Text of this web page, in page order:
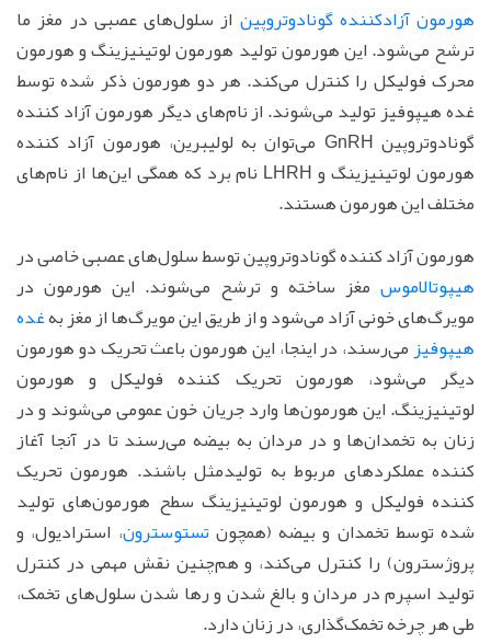
هورمون آزادکننده گونادوتروپین از سلول‌های عصبی در مغز ما
ترشح می‌شود. این هورمون تولید هورمون لوتینیزینگ و هورمون
محرک فولیکل را کنترل می‌کند. هر دو هورمون ذکر شده توسط
غده هیپوفیز تولید می‌شوند. از نام‌های دیگر هورمون آزاد کننده
گونادوتروپین GnRH می‌توان به لولیبرین، هورمون آزاد کننده
هورمون لوتینیزینگ و LHRH نام برد که همگی این‌ها از نام‌های
مختلف این هورمون هستند.
هورمون آزاد کننده گونادوتروپین توسط سلول‌های عصبی خاصی در
هیپوتالاموس مغز ساخته و ترشح می‌شوند. این هورمون در
مویرگ‌های خونی آزاد می‌شود و از طریق این مویرگ‌ها از مغز بهغده
هیپوفیزمی‌رسند، در اینجا، این هورمون باعث تحریک دو هورمون
دیگر می‌شود، هورمون تحریک کننده فولیکل و هورمون
لوتینیزینگ. این هورمون‌ها وارد جریان خون عمومی می‌شوند و در
زنان به تخمدان‌ها و در مردان به بیضه می‌رسند تا در آنجا آغاز
کننده عملکردهای مربوط به تولیدمثل باشند. هورمون تحریک
کننده فولیکل و هورمون لوتینیزینگ سطح هورمون‌های تولید
شده توسط تخمدان و بیضه (همچونتستوسترون، استرادیول، و
پروژسترون) را کنترل می‌کند، و هم‌چنین نقش مهمی در کنترل
تولید اسپرم در مردان و بالغ شدن و رها شدن سلول‌های تخمک،
طی هر چرخه تخمک‌گذاری، در زنان دارد.